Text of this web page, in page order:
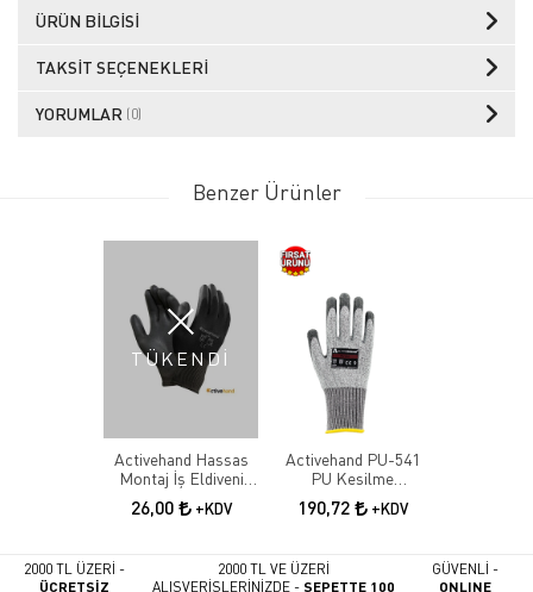
ÜRÜN BILGISI
TAKSIT SEÇENEKLERI
YORUMLAR (0)
Benzer Ürünler
TÜKENDİ
Activehand Hassas
Montaj İş Eldiveni
PU-101
26,00 +KDV
Activehand PU-541
PU Kesilme
Dayanımlı Eldiven
190,72 +KDV
2000 TL ÜZERİ -
ÜCRETSİZ
2000 TL VE ÜZERİ
ALIŞVERİŞLERİNİZDE -SEPETTE 100
GÜVENLİ -
ONLINE